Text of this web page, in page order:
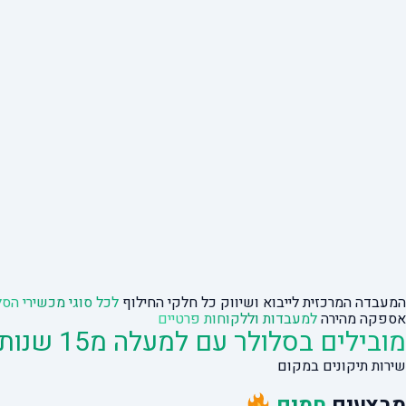
המעבדה המרכזית לייבוא ושיווק כל חלקי החילוף לכל סוגי מכשירי
אספקה מהירהלמעבדות וללקוחות פרטיים
מובילים בסלולר עם למעלה מ15 שנות ניסיון
שירות תיקונים במקום